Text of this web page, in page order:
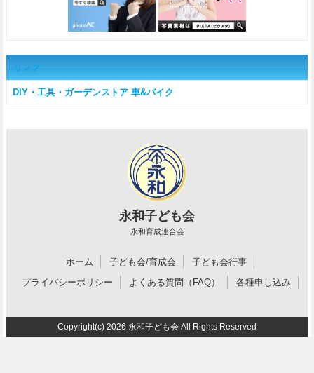
リンク
DIY・工具・ガーデンストア 車&バイク
永和子ども会
永和育成連合会
ホーム 子ども会/育成会
子ども会行事
プライバシーポリシー
よくある質問（FAQ） 各種申し込み
Copyright(c) 2026 永和子ども会 All Rights Reserved